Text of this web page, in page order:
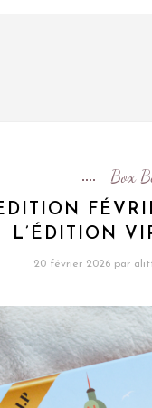
Box
L’ÉDITION
20 février 2026 par